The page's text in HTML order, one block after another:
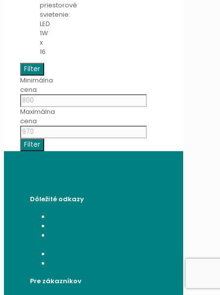
priestorové
svietenie:
LED
1W
x
16
Filter
Minimálna
cena
Maximálna
cena
Filter
Dôležité odkazy
Pre zákazníkov